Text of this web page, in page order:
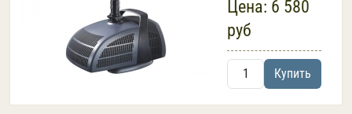
Цена: 6 580
руб
Купить